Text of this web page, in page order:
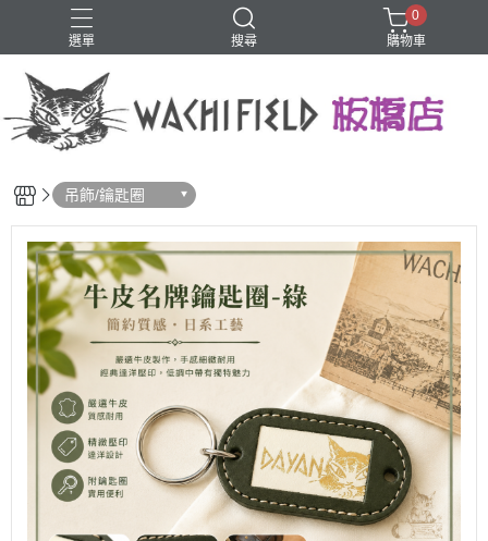
選單 搜尋
鑰匙圈
0
購物車
吊飾/鑰匙圈